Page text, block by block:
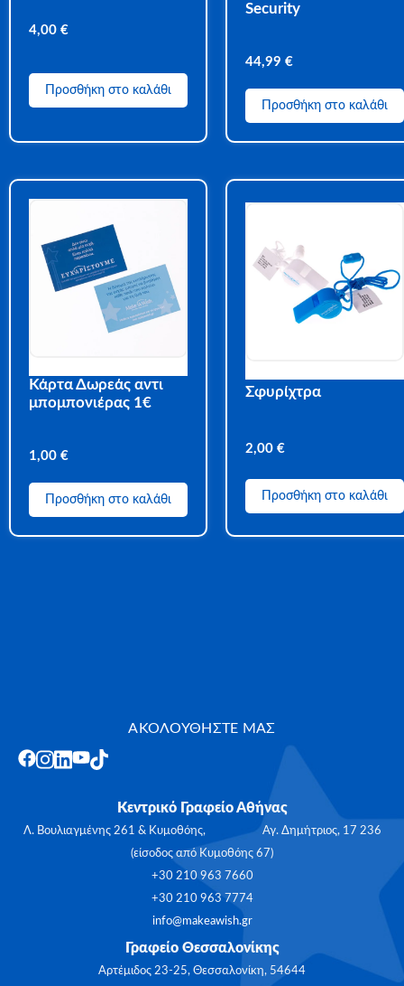
4,00 €
Προσθήκη στο καλάθι
Security
44,99 €
Προσθήκη στο καλάθι
Κάρτα Δωρεάς αντι
μπομπονιέρας 1€
1,00 €
Προσθήκη στο καλάθι
Σφυρίχτρα
2,00 €
Προσθήκη στο καλάθι
ΑΚΟΛΟΥΘΗΣΤΕ ΜΑΣ
Κεντρικό Γραφείο Αθήνας
Λ. Βουλιαγμένης 261 & Κυμοθόης, Αγ. Δημήτριος, 17 236
(είσοδος από Κυμοθόης 67)
+30 210 963 7660
+30 210 963 7774
info@makeawish.gr
Γραφείο Θεσσαλονίκης
Αρτέμιδος 23-25, Θεσσαλονίκη, 54644